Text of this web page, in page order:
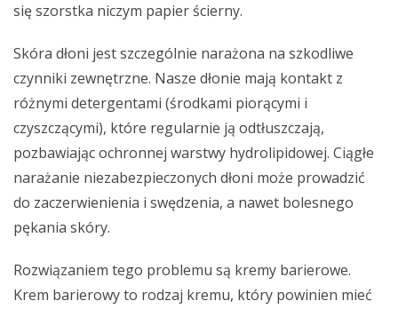
się szorstka niczym papier ścierny.
Skóra dłoni jest szczególnie narażona na szkodliwe
czynniki zewnętrzne. Nasze dłonie mają kontakt z
różnymi detergentami (środkami piorącymi i
czyszczącymi), które regularnie ją odtłuszczają,
pozbawiając ochronnej warstwy hydrolipidowej. Ciągłe
narażanie niezabezpieczonych dłoni może prowadzić
do zaczerwienienia i swędzenia, a nawet bolesnego
pękania skóry.
Rozwiązaniem tego problemu są kremy barierowe.
Krem barierowy to rodzaj kremu, który powinien mieć